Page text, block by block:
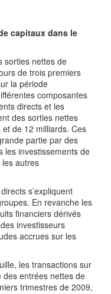
capitaux dans le
sorties nettes de
de trois premiers
la période
composantes
directs et les
des sorties nettes
et de 12 milliards. Ces
partie par des
les investissements de
autres
s’expliquent
En revanche les
financiers dérivés
investisseurs
accrues sur les
les transactions sur
entrées nettes de
trimestres de 2009,